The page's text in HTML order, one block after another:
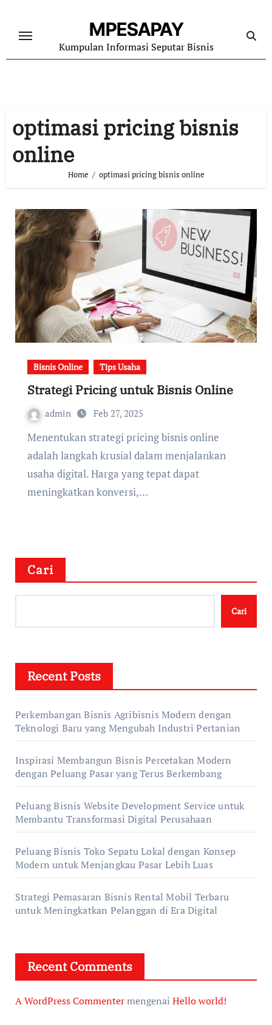
content
MPESAPAY
Kumpulan Informasi Seputar Bisnis
optimasi pricing bisnis
online
Home optimasi pricing bisnis online
Bisnis Online Tips Usaha
Strategi Pricing untuk Bisnis Online
admin Feb 27, 2025
Menentukan strategi pricing bisnis online
adalah langkah krusial dalam menjalankan
usaha digital. Harga yang tepat dapat
meningkatkan konversi,…
Cari
Cari
Recent Posts
Perkembangan Bisnis Agribisnis Modern dengan
Teknologi Baru yang Mengubah Industri Pertanian
Inspirasi Membangun Bisnis Percetakan Modern
dengan Peluang Pasar yang Terus Berkembang
Peluang Bisnis Website Development Service untuk
Membantu Transformasi Digital Perusahaan
Peluang Bisnis Toko Sepatu Lokal dengan Konsep
Modern untuk Menjangkau Pasar Lebih Luas
Strategi Pemasaran Bisnis Rental Mobil Terbaru
untuk Meningkatkan Pelanggan di Era Digital
Recent Comments
A WordPress Commentermengenai Hello world!